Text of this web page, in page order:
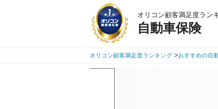
オリコン顧客満足度ラン
自動車保険
オリコン顧客満足度ランキング >おすすめの自